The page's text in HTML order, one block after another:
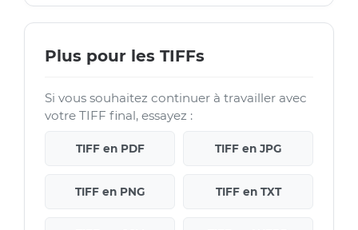
Plus pour les TIFFs
Si vous souhaitez continuer à travailler avec
votre TIFF final, essayez :
TIFF en PDF TIFF en JPG
TIFF en PNG TIFF en TXT